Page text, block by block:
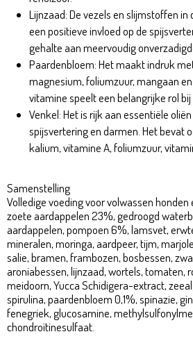
Lijnzaad: De vezels en slijmstoffen
een positieve invloed op de
gehalte aan meervoudig
Paardenbloem: Het maakt indruk
magnesium, foliumzuur, mangaan
vitamine speelt een belangrijke rol bij
Venkel: Het is rijk aan essentiële
spijsvertering en darmen. Het bevat
kalium, vitamine A, foliumzuur,
Samenstelling
Volledige voeding voor volwassen
zoete aardappelen 23%, gedroogd
aardappelen, pompoen 6%, lamsvet,
mineralen, moringa, aardpeer, tijm,
salie, bramen, frambozen, bosbessen,
aroniabessen, lijnzaad, wortels, tomaten,
meidoorn, Yucca Schidigera-extract,
spirulina, paardenbloem 0,1%, spinazie,
fenegriek, glucosamine,
chondroïtinesulfaat.